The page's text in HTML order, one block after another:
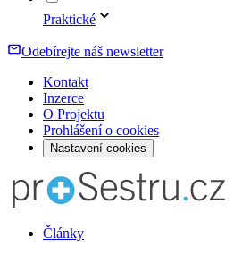
Praktické
Odebírejte náš newsletter
Kontakt
Inzerce
O Projektu
Prohlášení o cookies
Nastavení cookies
Články